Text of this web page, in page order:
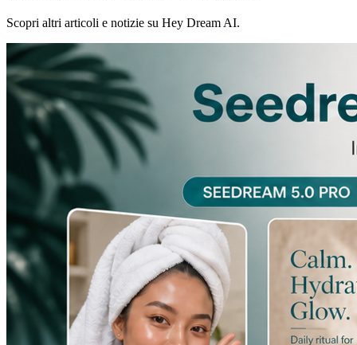
Scopri altri articoli e notizie su Hey Dream AI.